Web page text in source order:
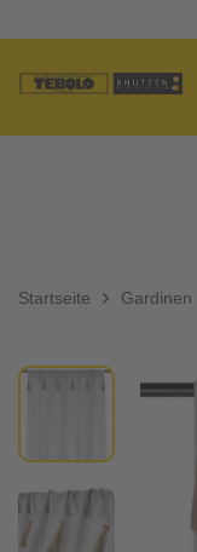
Startseite Gardinen